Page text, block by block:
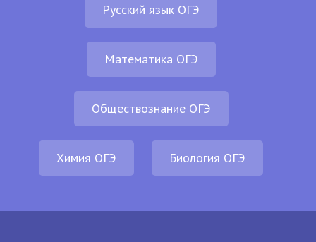
Русский язык ОГЭ
Математика ОГЭ
Обществознание ОГЭ
Химия ОГЭ Биология ОГЭ